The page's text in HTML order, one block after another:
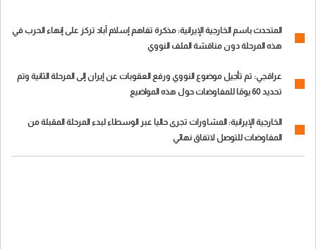
المتحدث باسم الخارجية الإيرانية: مذكرة تفاهم إسلام آباد تركز على إنهاء الحرب في
هذه المرحلة دون مناقشة الملف النووي
عراقجي: تم تأجيل موضوع النووي ورفع العقوبات عن إيران إلى المرحلة الثانية وتم
تحديد 60 يومًا للمفاوضات حول هذه المواضيع
الخارجية الإيرانية: المشاورات تجرى حاليا عبر الوسطاء لبدء المرحلة المقبلة من
المفاوضات للتوصل لاتفاق نهائي